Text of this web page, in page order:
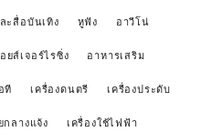
ะสื่อบันเทิง หูฟัง อาวีโน่
ส์เจอร์ไรซิ่ง อาหารเสริม
ที เครื่องดนตรี เครื่องประดับ
ลางแจ้ง เครื่องใช้ไฟฟ้า